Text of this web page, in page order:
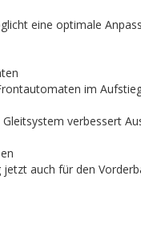
eine optimale
im
verbessert
auch für den